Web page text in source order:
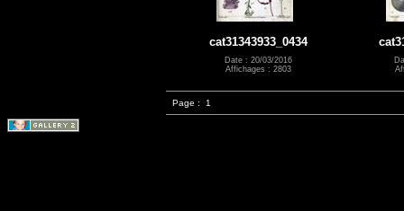
cat31343933_0434
Date : 20/03/2016
Affichages : 2803
Page : 1